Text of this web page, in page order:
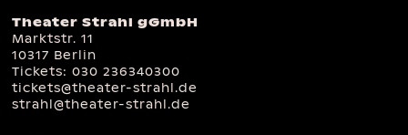
Theater Strahl gGmbH
Marktstr. 11
10317 Berlin
Tickets:030 236340300
tickets@theater-strahl.de
strahl@theater-strahl.de